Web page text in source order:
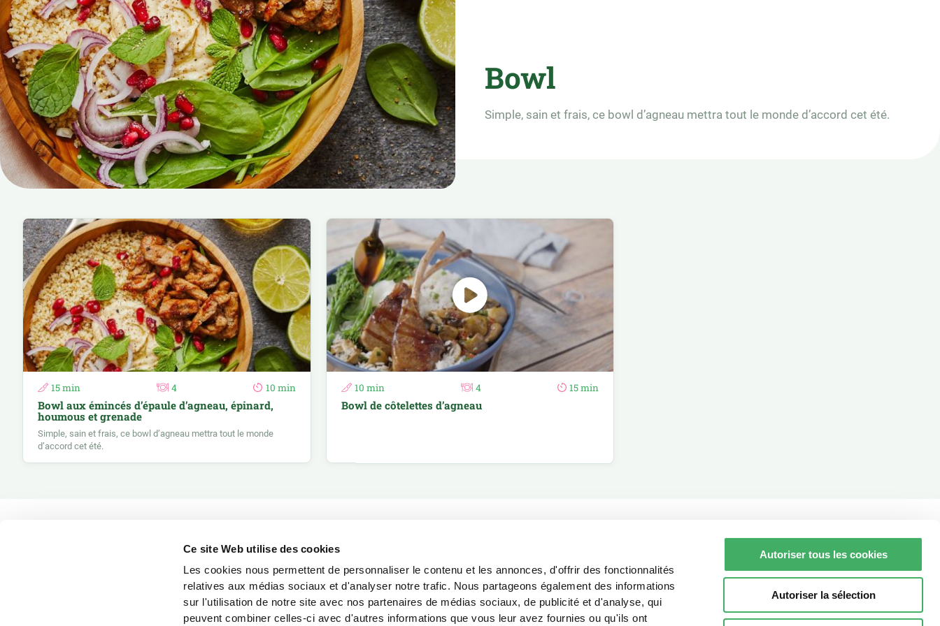
Ce site Web utilise des cookies
Les cookies nous permettent de personnaliser le contenu et les annonces, d'offrir des fonctionnalités
relatives aux médias sociaux et d'analyser notre trafic. Nous partageons également des informations
sur l'utilisation de notre site avec nos partenaires de médias sociaux, de publicité et d'analyse, qui
peuvent combiner celles-ci avec d'autres informations que vous leur avez fournies ou qu'ils ont
Autoriser tous les cookies
Autoriser la sélection
Bowl
Simple, sain et frais, ce bowl d’agneau mettra tout le monde d’accord cet été.
15 min 4 10 min
Bowl aux émincés d’épaule d’agneau, épinard,
houmous et grenade
Simple, sain et frais, ce bowl d’agneau mettra tout le monde
d’accord cet été.
10 min 4 15 min
Bowl de côtelettes d’agneau